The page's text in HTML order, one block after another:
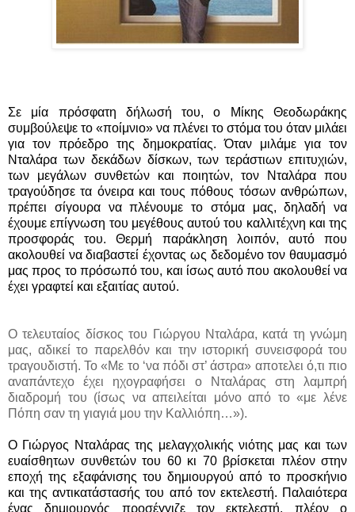
Σε μία πρόσφατη δήλωσή του, ο Μίκης Θεοδωράκης
συμβούλεψε το «ποίμνιο» να πλένει το στόμα του όταν μιλάει
για τον πρόεδρο της δημοκρατίας. Όταν μιλάμε για τον
Νταλάρα των δεκάδων δίσκων, των τεράστιων επιτυχιών,
των μεγάλων συνθετών και ποιητών, τον Νταλάρα που
τραγούδησε τα όνειρα και τους πόθους τόσων ανθρώπων,
πρέπει σίγουρα να πλένουμε το στόμα μας, δηλαδή να
έχουμε επίγνωση του μεγέθους αυτού του καλλιτέχνη και της
προσφοράς του. Θερμή παράκληση λοιπόν, αυτό που
ακολουθεί να διαβαστεί έχοντας ως δεδομένο τον θαυμασμό
μας προς το πρόσωπό του, και ίσως αυτό που ακολουθεί να
έχει γραφτεί και εξαιτίας αυτού.
Ο τελευταίος δίσκος του Γιώργου Νταλάρα, κατά τη γνώμη
μας, αδικεί το παρελθόν και την ιστορική συνεισφορά του
τραγουδιστή. Το «Με το ‘να πόδι στ’ άστρα» αποτελει ό,τι πιο
αναπάντεχο έχει ηχογραφήσει ο Νταλάρας στη λαμπρή
διαδρομή του (ίσως να απειλείται μόνο από τo «με λένε
Πόπη σαν τη γιαγιά μου την Καλλιόπη…»).
Ο Γιώργος Νταλάρας της μελαγχολικής νιότης μας και των
ευαίσθητων συνθετών του 60 κι 70 βρίσκεται πλέον στην
εποχή της εξαφάνισης του δημιουργού από το προσκήνιο
και της αντικατάστασής του από τον εκτελεστή. Παλαιότερα
ένας δημιουργός προσέγγιζε τον εκτελεστή, πλέον ο